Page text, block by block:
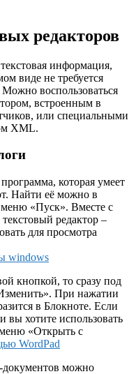
редакторов
информация,
виде не требуется
воспользоваться
встроенным в
или специальными
XML.
которая умеет
Найти её можно в
«Пуск». Вместе с
редактор –
для просмотра
кнопкой, то сразу под
При нажатии
в Блокноте. Если
вы хотите использовать
меню «Открыть с
документов можно